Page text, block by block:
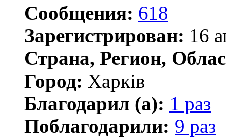
Сообщения: 618
Зарегистрирован: 16
Страна, Регион,
Город: Харків
Благодарил (а): 1 раз
Поблагодарили: 9 раз